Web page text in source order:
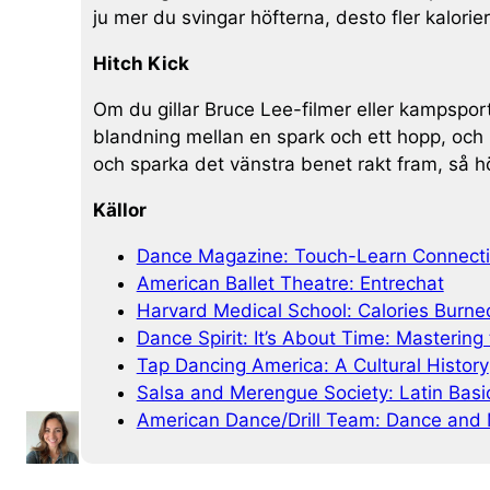
ju mer du svingar höfterna, desto fler
Hitch Kick
Om du gillar Bruce Lee-filmer eller
blandning mellan en spark och ett hopp,
och sparka det vänstra benet rakt fram, så
Källor
Dance Magazine: Touch-Learn
American Ballet Theatre: Entrechat
Harvard Medical School: Calories
Dance Spirit: It’s About Time:
Tap Dancing America: A Cultural History
Salsa and Merengue Society: Latin
American Dance/Drill Team: Dance